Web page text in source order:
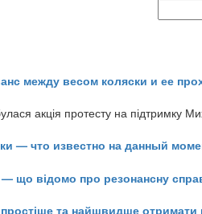
между весом коляски и ее
акція протесту на підтримку
— что известно на данный
що відомо про резонансну
та найшвидше